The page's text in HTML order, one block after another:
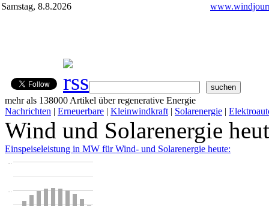
Samstag, 8.8.2026
mehr als 138000 Artikel über regenerative Energie
Nachrichten | Erneuerbare | Kleinwindkraft | Solarenergie |
Wind und Solarenergie
Einspeiseleistung in MW für Wind- und Solarenergie heute:
…
…